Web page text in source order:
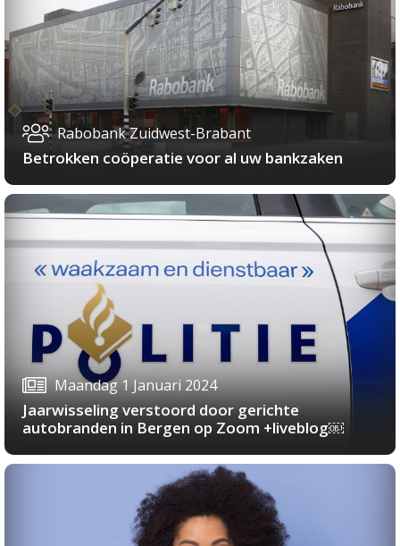
Rabobank Zuidwest-Brabant
Betrokken coöperatie voor al uw bankzaken
Maandag 1 Januari 2024
Jaarwisseling verstoord door gerichte
autobranden in Bergen op Zoom +liveblog￼